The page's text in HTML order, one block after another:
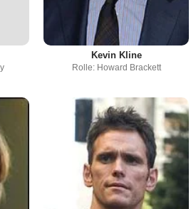
Kevin Kline
Rolle: Howard Brackett